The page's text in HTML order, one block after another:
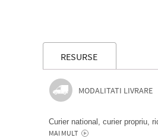
RESURSE
MODALITATI LIVRARE
Curier national, curier propriu,
MAI MULT